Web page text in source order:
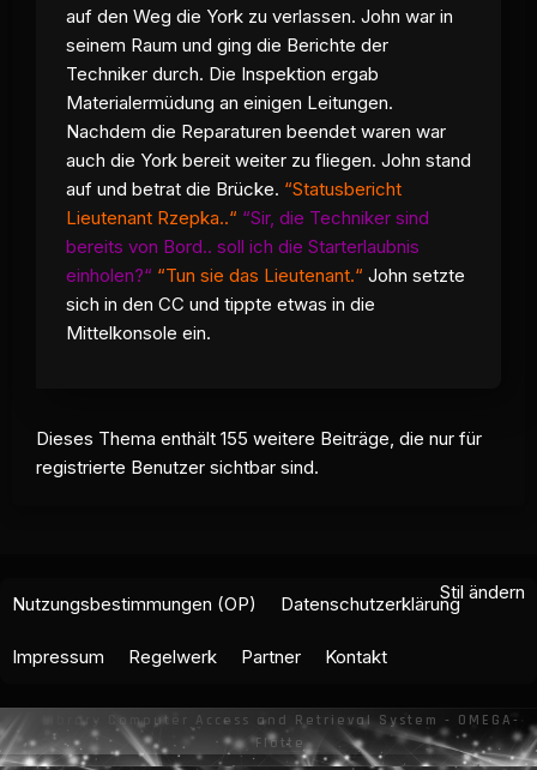
auf den Weg die York zu verlassen. John war in
seinem Raum und ging die Berichte der
Techniker durch. Die Inspektion ergab
Materialermüdung an einigen Leitungen.
Nachdem die Reparaturen beendet waren war
auch die York bereit weiter zu fliegen. John stand
auf und betrat die Brücke. “Statusbericht
Lieutenant Rzepka..“ “Sir, die Techniker sind
bereits von Bord.. soll ich die Starterlaubnis
einholen?“ “Tun sie das Lieutenant.“ John setzte
sich in den CC und tippte etwas in die
Mittelkonsole ein.
Dieses Thema enthält 155 weitere Beiträge, die nur für
registrierte Benutzer sichtbar sind.
Stil ändern
Nutzungsbestimmungen (OP) Datenschutzerklärung
Impressum Regelwerk Partner Kontakt